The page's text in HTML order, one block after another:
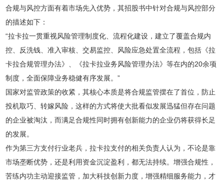
合规与风控方面有着市场先入优势，其招股书中针对合规与风控部分
的描述如下：
“拉卡拉一贯重视风险管理制度化、流程化建设，建立了覆盖合规内
控、反洗钱、准入审核、交易监控、风险应急处置全流程，包括《拉
卡拉合规管理办法》、《拉卡拉业务风险管理办法》等在内的20余项
制度，全面保障业务稳健有序发展。”
国家对监管政策的收紧，其核心本质是将合规监管摆在了首位，防止
投机取巧、转嫁风险，这样的方式将使大批看似发展迅猛但存在问题
的企业被淘汰，而满足合规性同时拥有创新能力的企业仍将获得长足
的发展。
作为第三方支付行业老兵，拉卡拉支付的相关负责人认为，不论是靠
市场垄断优势，还是利用资金沉淀盈利，都无法持续。增强合规性，
苦练内功主动迎接监管，加大科技创新力度，增强精细服务能力，才